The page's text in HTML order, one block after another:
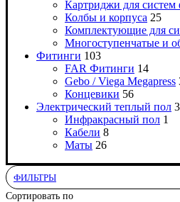
Картриджи для
Колбы и корпуса 25
Комплектующие для
Многоступенчатые и
Фитинги 103
FAR Фитинги 14
Gebo / Viega Megapress
Концевики 56
Электрический теплый пол
Инфракрасный пол 1
Кабели 8
Маты 26
ФИЛЬТРЫ
Сортировать по